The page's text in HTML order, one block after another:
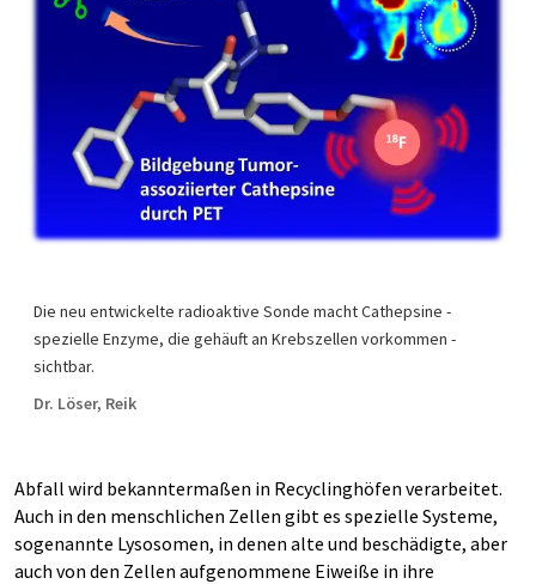
Die neu entwickelte radioaktive Sonde macht Cathepsine -
spezielle Enzyme, die gehäuft an Krebszellen vorkommen -
sichtbar.
Dr. Löser, Reik
Abfall wird bekanntermaßen in Recyclinghöfen verarbeitet.
Auch in den menschlichen Zellen gibt es spezielle Systeme,
sogenannte Lysosomen, in denen alte und beschädigte, aber
auch von den Zellen aufgenommene Eiweiße in ihre